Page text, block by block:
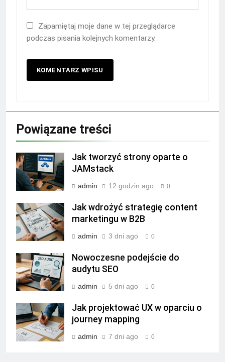
Zapamiętaj moje dane w tej przeglądarce
podczas pisania kolejnych komentarzy.
Powiązane treści
Jak tworzyć strony oparte o
JAMstack
admin 12 godzin ago 0
Jak wdrożyć strategię content
marketingu w B2B
admin 3 dni ago 0
Nowoczesne podejście do
audytu SEO
admin 5 dni ago 0
Jak projektować UX w oparciu o
journey mapping
admin 7 dni ago 0